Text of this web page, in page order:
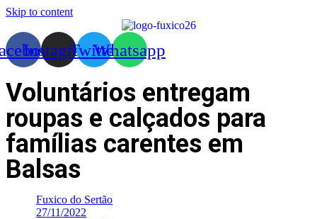
Skip to content
InstagramTwitterWhatsapp
Voluntários entregam
roupas e calçados para
famílias carentes em
Balsas
Fuxico do Sertão
27/11/2022